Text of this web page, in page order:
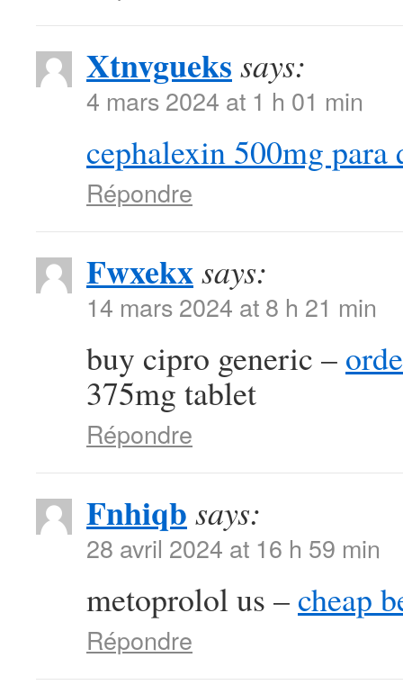
Xtnvgueks says:
4 mars 2024 at 1 h 01 min
cephalexin 500mg para
Répondre
Fwxekxsays:
14 mars 2024 at 8 h 21 min
buy cipro generic –
375mg tablet
Répondre
Fnhiqb says:
28 avril 2024 at 16 h 59 min
metoprolol us – cheap
Répondre